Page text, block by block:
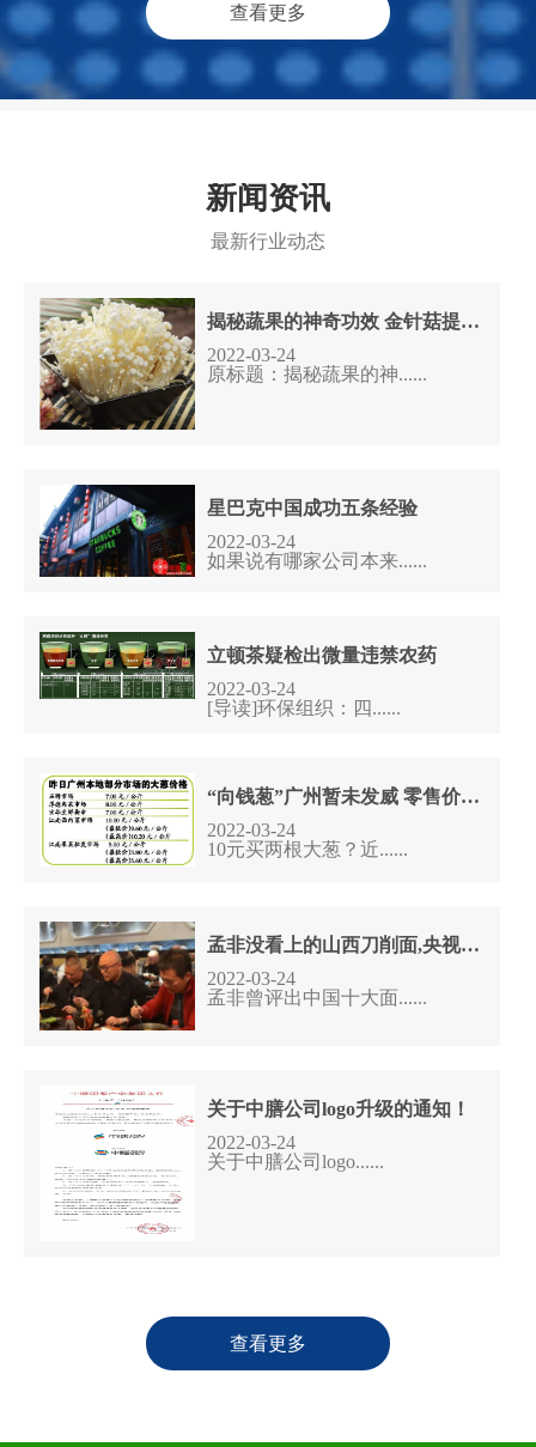
查看更多
新闻资讯
最新行业动态
揭秘蔬果的神奇功效 金针菇提高智商
2022-03-24
原标题：揭秘蔬果的神......
星巴克中国成功五条经验
2022-03-24
如果说有哪家公司本来......
立顿茶疑检出微量违禁农药
2022-03-24
[导读]环保组织：四......
“向钱葱”广州暂未发威 零售价低于10元/公斤
2022-03-24
10元买两根大葱？近......
孟非没看上的山西刀削面,央视把它评为全国第二,重庆小面没入选
2022-03-24
孟非曾评出中国十大面......
关于中膳公司logo升级的通知！
2022-03-24
关于中膳公司logo......
查看更多